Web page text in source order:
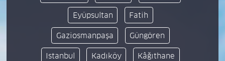
Eyüpsultan Fatih
Gaziosmanpaşa Güngören
Istanbul Kadıköy Kâğıthane